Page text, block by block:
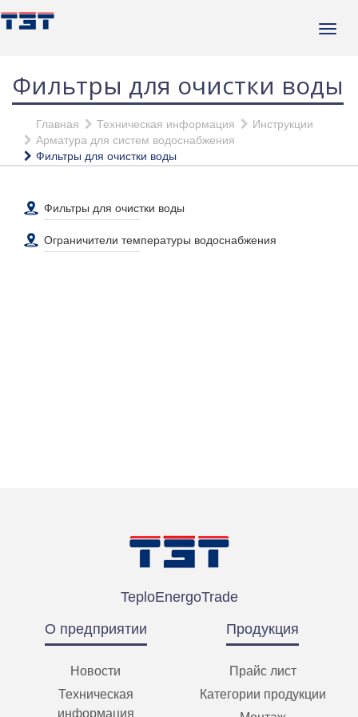
Фильтры для очистки воды
Главная Техническая информация
Инструкции
Арматура для систем водоснабжения
Фильтры для очистки воды
Фильтры для очистки воды
Ограничители температуры водоснабжения
TeploEnergoTrade
О предприятии
Новости
Техническая
информация
Продукция
Прайс лист
Категории продукции